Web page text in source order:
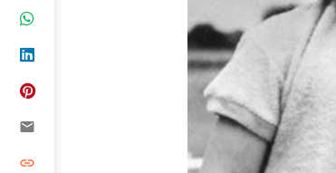
email
link